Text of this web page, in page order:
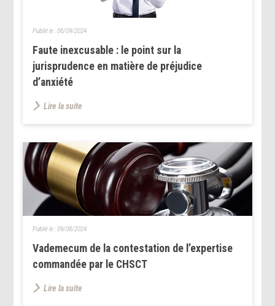
Faute inexcusable : le point sur la
jurisprudence en matière de préjudice
d’anxiété
Publié le :06/09/2024
Lire la suite
Vademecum de la contestation de l’expertise
commandée par le CHSCT
Publié le :09/08/2024
Lire la suite